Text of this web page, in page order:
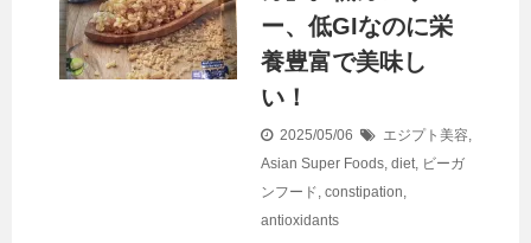
ー、低GIなのに栄
養豊富で美味し
い！
2025/05/06 エジプト美容,
Asian Super Foods, diet, ビーガ
ンフード, constipation,
antioxidants